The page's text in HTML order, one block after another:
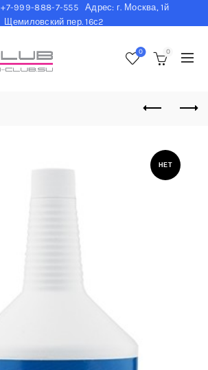
+7-999-888-7-555 Адрес: г. Москва, 1й
Щемиловский пер. 16с2
0 0
НЕТ